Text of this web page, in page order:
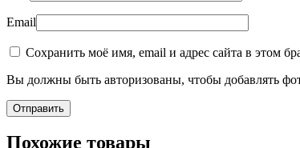
Email
Сохранить моё имя, email и адрес сайта в этом
Вы должны быть авторизованы, чтобы добавлять
Похожие товары